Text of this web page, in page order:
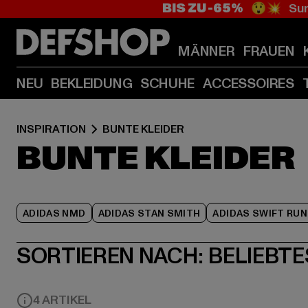
BIS ZU -65% 😲💥
MÄNNER FRAUEN
NEU BEKLEIDUNG SCHUHE ACCESSOIRES
INSPIRATION BUNTE KLEIDER
BUNTE KLEIDER
ADIDAS NMD ADIDAS STAN SMITH ADIDAS SWIFT RUN
SORTIEREN NACH:
4 ARTIKEL